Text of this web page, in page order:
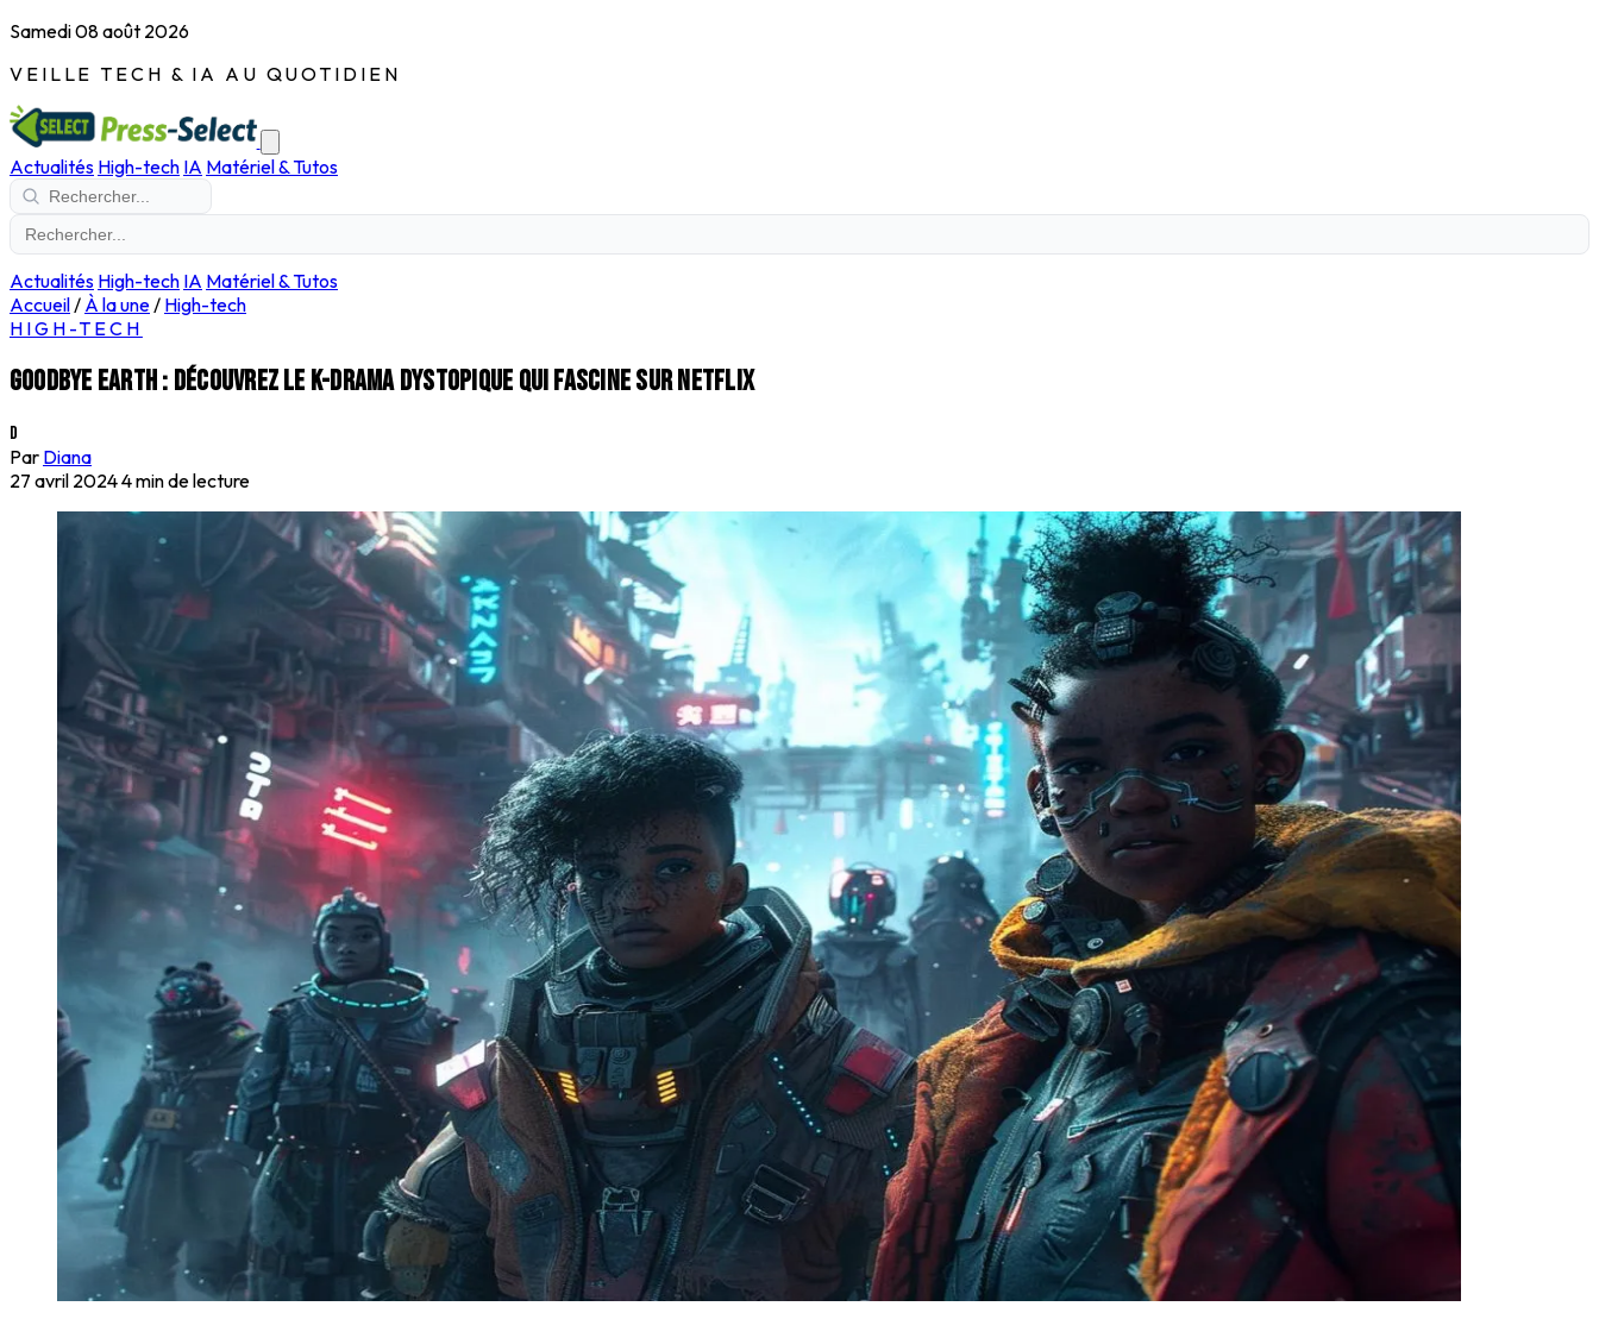
Samedi 08 août 2026
VEILLE TECH & IA AU QUOTIDIEN
Actualités High-tech IA Matériel & Tutos
Actualités High-tech IA Matériel & Tutos
Accueil/ À la une/ High-tech
HIGH-TECH
Goodbye Earth : Découvrez le K-drama dystopique qui fascine sur Netflix
D
Par Diana
27 avril 20244 min de lecture